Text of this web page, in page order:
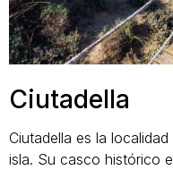
Ciutadella
Ciutadella es la
isla. Su casco histórico